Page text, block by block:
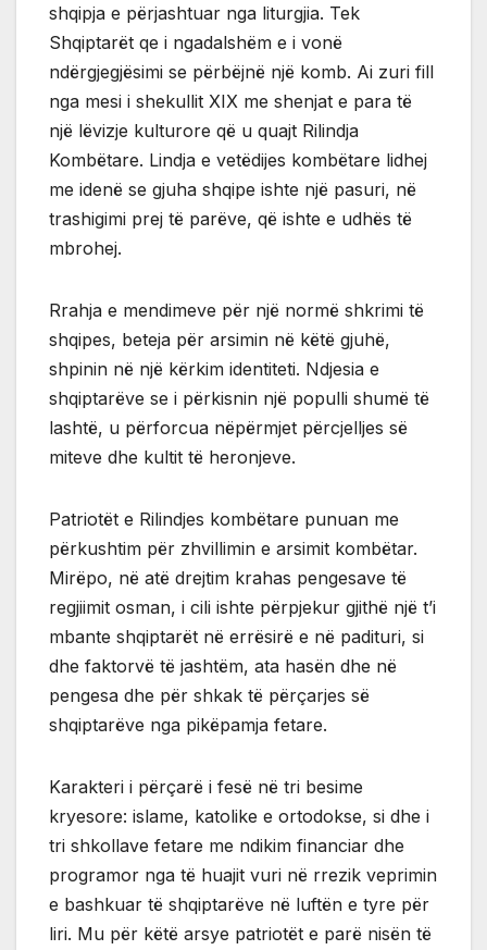
shqipja e përjashtuar nga liturgjia. Tek
Shqiptarët qe i ngadalshëm e i vonë
ndërgjegjësimi se përbëjnë një komb. Ai zuri fill
nga mesi i shekullit XIX me shenjat e para të
një lëvizje kulturore që u quajt Rilindja
Kombëtare. Lindja e vetëdijes kombëtare lidhej
me idenë se gjuha shqipe ishte një pasuri, në
trashigimi prej të parëve, që ishte e udhës të
mbrohej.
Rrahja e mendimeve për një normë shkrimi të
shqipes, beteja për arsimin në këtë gjuhë,
shpinin në një kërkim identiteti. Ndjesia e
shqiptarëve se i përkisnin një populli shumë të
lashtë, u përforcua nëpërmjet përcjelljes së
miteve dhe kultit të heronjeve.
Patriotët e Rilindjes kombëtare punuan me
përkushtim për zhvillimin e arsimit kombëtar.
Mirëpo, në atë drejtim krahas pengesave të
regjiimit osman, i cili ishte përpjekur gjithë një t’i
mbante shqiptarët në errësirë e në padituri, si
dhe faktorvë të jashtëm, ata hasën dhe në
pengesa dhe për shkak të përçarjes së
shqiptarëve nga pikëpamja fetare.
Karakteri i përçarë i fesë në tri besime
kryesore: islame, katolike e ortodokse, si dhe i
tri shkollave fetare me ndikim financiar dhe
programor nga të huajit vuri në rrezik veprimin
e bashkuar të shqiptarëve në luftën e tyre për
liri. Mu për këtë arsye patriotët e parë nisën të